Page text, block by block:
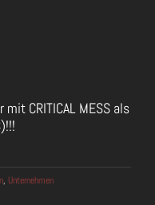
CRITICAL MESS als
, Unternehmen